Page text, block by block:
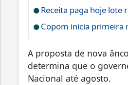
Receita paga hoje lote
Copom inicia primeira
A proposta de nova
determina que o
Nacional até agosto.